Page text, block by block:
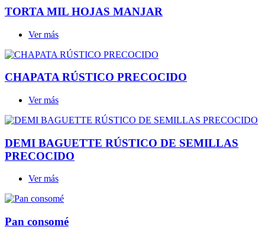
TORTA MIL HOJAS MANJAR
Ver más
CHAPATA RÚSTICO PRECOCIDO
Ver más
DEMI BAGUETTE RÚSTICO DE SEMILLAS
PRECOCIDO
Ver más
Pan consomé